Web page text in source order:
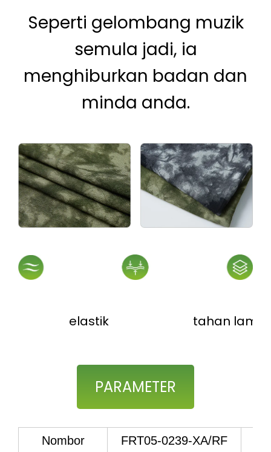
Seperti gelombang muzik
semula jadi, ia
menghiburkan badan dan
minda anda.
elastik tahan lama
PARAMETER
Nombor
FRT05-0239-XA/RF